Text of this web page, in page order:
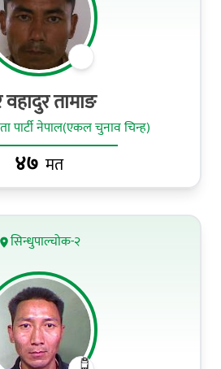
तामाङ
पार्टी नेपाल(एकल चुनाव चिन्ह)
४७ मत
सिन्धुपाल्चोक-२